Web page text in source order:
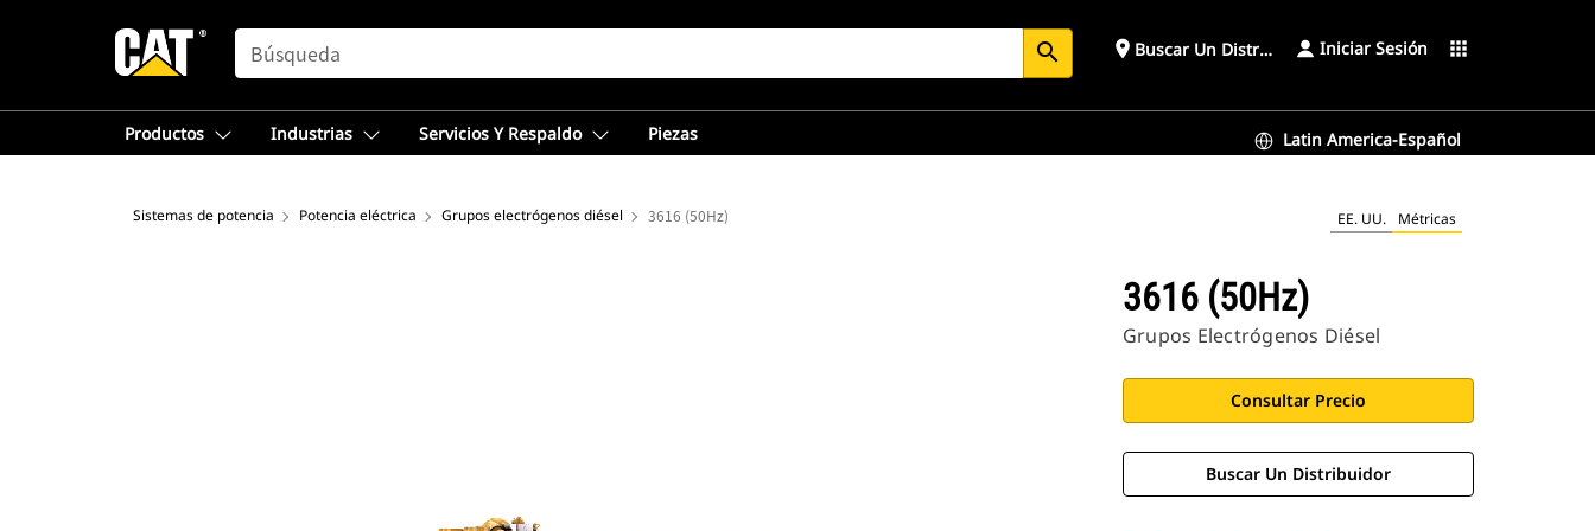
SEARCH search place Buscar Un Distribuidor Iniciar Sesión apps
Productos Industrias Servicios Y Respaldo Piezas Latin America-Español
Sistemas de potencia Potencia eléctrica Grupos electrógenos diésel 3616 (50Hz) EE. UU. Métricas
3616 (50Hz)
Grupos Electrógenos Diésel
Consultar Precio
Buscar Un Distribuidor